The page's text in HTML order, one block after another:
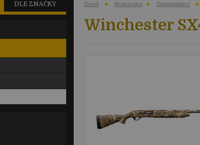
Domů Brokovnice Samonabíjecí
Winchester
DLE ZNAČKY